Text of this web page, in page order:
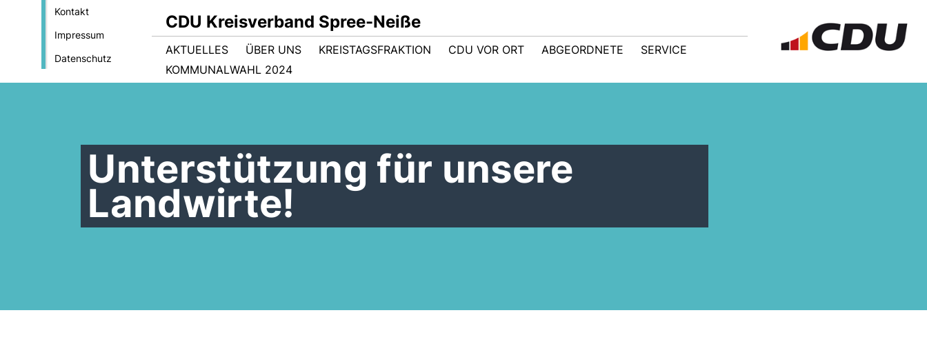
Kontakt
Impressum
Datenschutz
CDU Kreisverband Spree-Neiße
AKTUELLES ÜBER UNS KREISTAGSFRAKTION CDU VOR ORT ABGEORDNETE
SERVICE
KOMMUNALWAHL 2024
Unterstützung für unsere
Landwirte!